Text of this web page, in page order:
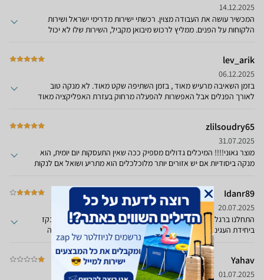
14.12.2025
המכשיר עושה את העבודה מצוין. רכשתי ישירות מדרימי ישראל ושירות
הלקוחות על הפנים. ממליץ לרכוש מיבואן מקביל, השירות שלו לא יכול
lev_arik
06.12.2025
בזמן השאיבה מרעיש מאוד , בזמן השתיפה שקט מאוד. לא מנקה טוב
לאורך הפנלים אבל האפשרות להפעלה מרחוק בעזרת האפליקציה מאוד
בכלל, הכל במסגרת האחריות ,בפחות משבוע . חווית לקוח מרוצה מאוד ועל
כך מגיע להם מצויין . אין עוד חברות כאלה היום.ממליץ בחום
zlilsoudry65
31.07.2025
מוצר גאוני!!!! המיכלים גדולים מספיק ככה שאין התעסקות יום יומית, הוא
מנקה ביסודיות אם יש אזורים יותר מלוכלכלים הוא מתריע ושואל אם לנקות
Idanr89
20.07.2025
התחלנו ברגל שמאל, תקלה כנראה מהמפעל, המים לא הצליחו להתנקז
ביחידת העגינה. מענה של הספק לאחר חודש, לא היה מענה משום מה
חודש אבל אחרי חודש בערך קיבלתי מענה והחליפו לחדש שעובד מצויין.
לפעמים פה ושם נתקע ללא התראה מוקדמת או שואב שרוך של נעל, אבל
בכללי מוצר מעולה, שאיבה ושטיפה מעולים.
Yahav
01.07.2025